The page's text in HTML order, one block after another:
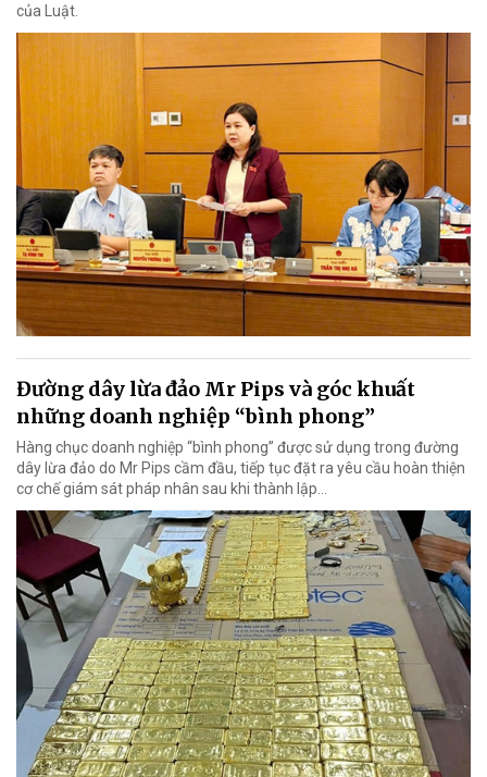
của Luật.
Đường dây lừa đảo Mr Pips và góc khuất
những doanh nghiệp “bình phong”
Hàng chục doanh nghiệp “bình phong” được sử dụng trong đường
dây lừa đảo do Mr Pips cầm đầu, tiếp tục đặt ra yêu cầu hoàn thiện
cơ chế giám sát pháp nhân sau khi thành lập…